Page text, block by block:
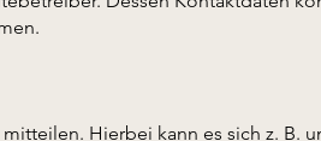
Hierbei kann es sich z. B.